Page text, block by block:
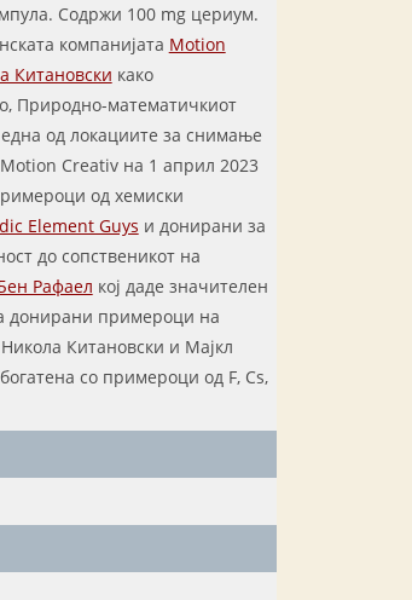
Содржи 100 mg цериум.
компанијата Motion
Китановски како
Природно-математичкиот
една од локациите за снимање
Creativ на 1 април 2023
од хемиски
Element Guys и донирани за
до сопственикот на
Рафаел кој даде значителен
донирани примероци на
Китановски и Мајкл
со примероци од F, Cs,